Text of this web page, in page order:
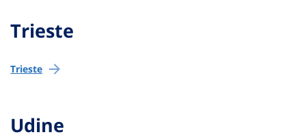
Trieste
Trieste
Udine